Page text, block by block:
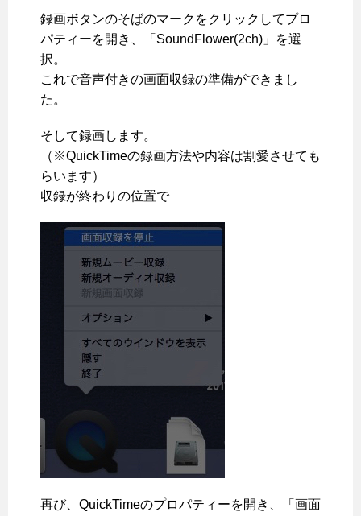
録画ボタンのそばのマークをクリックしてプロ
パティーを開き、「SoundFlower(2ch)」を選
択。
これで音声付きの画面収録の準備ができまし
た。
そして録画します。
（※QuickTimeの録画方法や内容は割愛させても
らいます）
収録が終わりの位置で
再び、QuickTimeのプロパティーを開き、「画面